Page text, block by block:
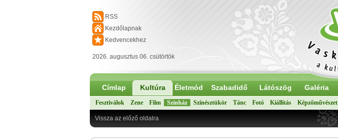
RSS
Kezdőlapnak
Kedvencekhez
2026. augusztus 06. csütörtök
Címlap Kultúra Életmód Szabadidő Látószög Galéria
Fesztiválok Zene Film Színház Színésztükör Tánc Fotó Kiállítás Képzőművészet
Vissza az előző oldalra